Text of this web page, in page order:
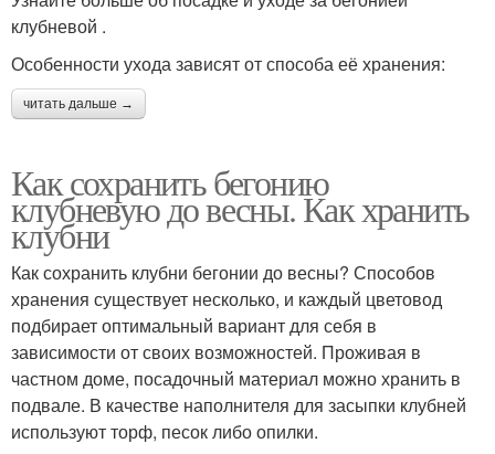
клубневой .
Особенности ухода зависят от способа её хранения:
читать дальше →
Как сохранить бегонию
клубневую до весны. Как хранить
клубни
Как сохранить клубни бегонии до весны? Способов
хранения существует несколько, и каждый цветовод
подбирает оптимальный вариант для себя в
зависимости от своих возможностей. Проживая в
частном доме, посадочный материал можно хранить в
подвале. В качестве наполнителя для засыпки клубней
используют торф, песок либо опилки.